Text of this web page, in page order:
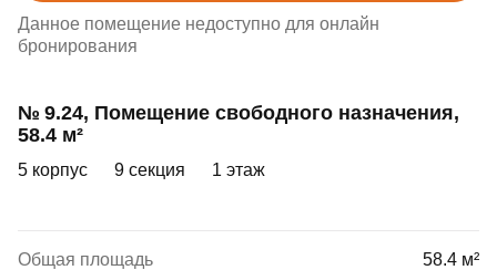
Данное помещение недоступно для онлайн
бронирования
№ 9.24, Помещение свободного назначения,
58.4 м²
5 корпус 9 секция 1 этаж
Общая площадь 58.4 м²